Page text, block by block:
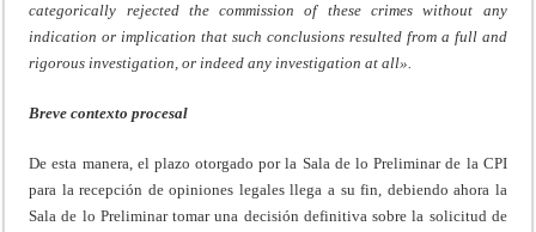
categorically rejected the commission of these crimes without any
indication or implication that such conclusions resulted from a full and
rigorous investigation, or indeed any investigation at all».
Breve contexto procesal
De esta manera, el plazo otorgado por la Sala de lo Preliminar de la CPI
para la recepción de opiniones legales llega a su fin, debiendo ahora la
Sala de lo Preliminar tomar una decisión definitiva sobre la solicitud de